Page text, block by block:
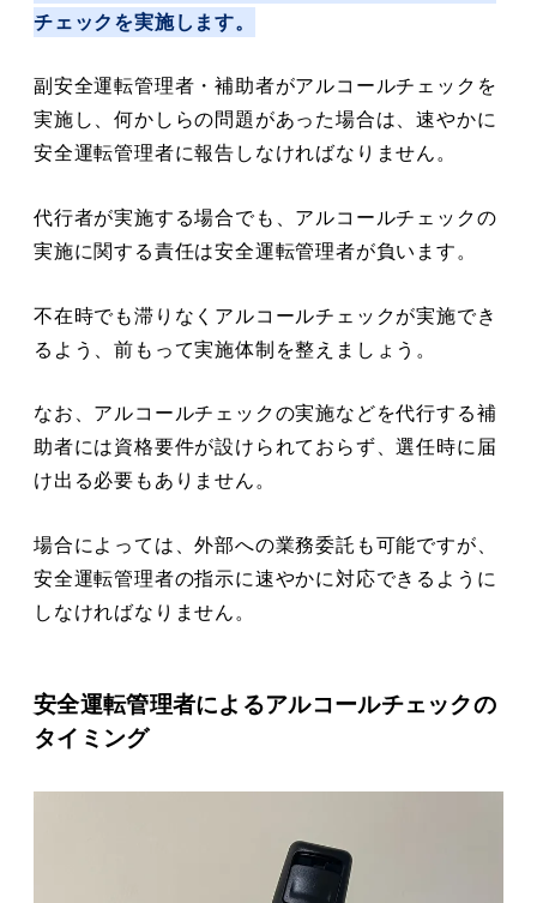
チェックを実施します。
副安全運転管理者・補助者がアルコールチェックを
実施し、何かしらの問題があった場合は、速やかに
安全運転管理者に報告しなければなりません。
代行者が実施する場合でも、アルコールチェックの
実施に関する責任は安全運転管理者が負います。
不在時でも滞りなくアルコールチェックが実施でき
るよう、前もって実施体制を整えましょう。
なお、アルコールチェックの実施などを代行する補
助者には資格要件が設けられておらず、選任時に届
け出る必要もありません。
場合によっては、外部への業務委託も可能ですが、
安全運転管理者の指示に速やかに対応できるように
しなければなりません。
安全運転管理者によるアルコールチェックの
タイミング